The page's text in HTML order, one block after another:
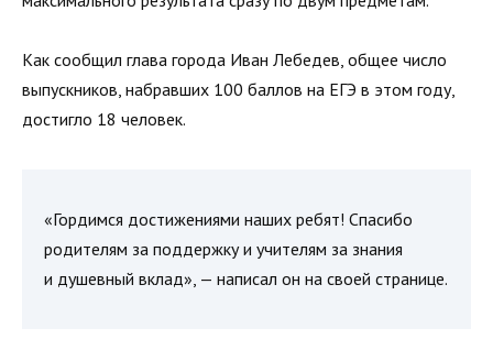
Как сообщил глава города Иван Лебедев, общее число
выпускников, набравших 100 баллов на ЕГЭ в этом году,
достигло 18 человек.
«Гордимся достижениями наших ребят! Спасибо
родителям за поддержку и учителям за знания
и душевный вклад», — написал он на своей странице.